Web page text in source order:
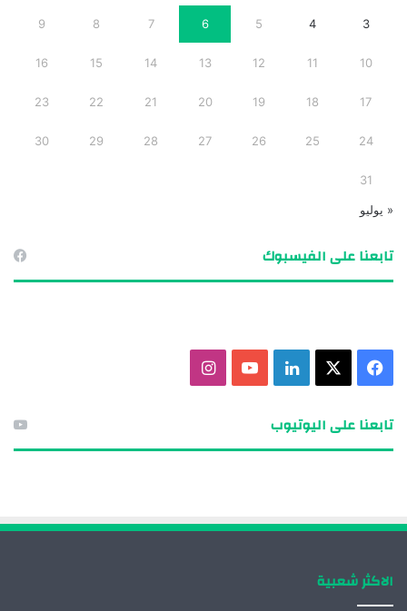
3
4
5
6
7
8
9
10
11
12
13
14
15
16
17
18
19
20
21
22
23
24
25
26
27
28
29
30
31
« يوليو
تابعنا على الفيسبوك
تابعنا على اليوتيوب
الاكثر شعبية